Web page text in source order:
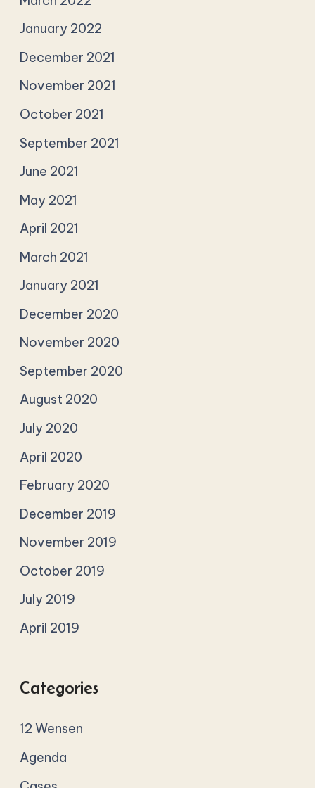
January 2022
December 2021
November 2021
October 2021
September 2021
June 2021
May 2021
April 2021
March 2021
January 2021
December 2020
November 2020
September 2020
August 2020
July 2020
April 2020
February 2020
December 2019
November 2019
October 2019
July 2019
April 2019
Categories
12 Wensen
Agenda